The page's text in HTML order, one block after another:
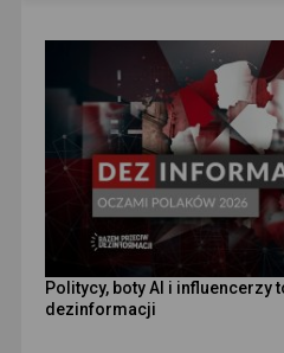
Politycy, boty AI i influencerzy
dezinformacji